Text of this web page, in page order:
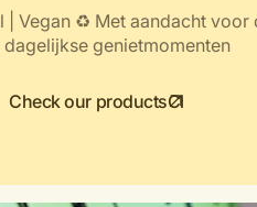
| Vegan ♻️ Met aandacht voor
genietmomenten
Check our products